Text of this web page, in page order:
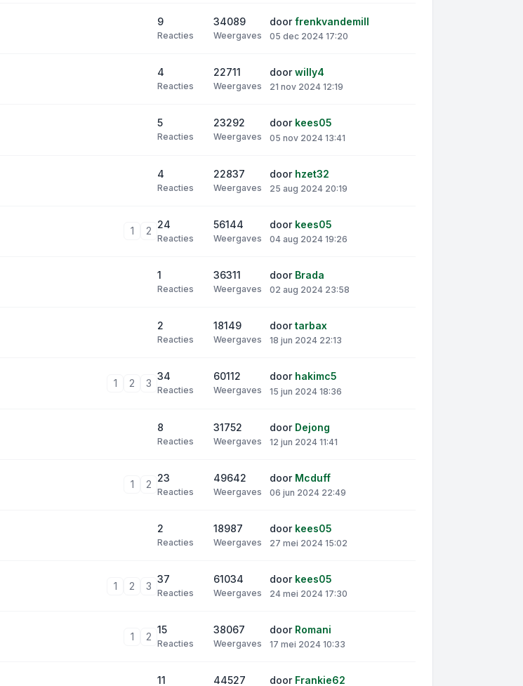
9
Reacties
34089
Weergaves
doorfrenkvandemill
05 dec 2024 17:20
4
Reacties
22711
Weergaves
doorwilly4
21 nov 2024 12:19
5
Reacties
23292
Weergaves
door kees05
05 nov 2024 13:41
4
Reacties
22837
Weergaves
door hzet32
25 aug 2024 20:19
1 2
24
Reacties
56144
Weergaves
door kees05
04 aug 2024 19:26
1
Reacties
36311
Weergaves
door Brada
02 aug 2024 23:58
2
Reacties
18149
Weergaves
doortarbax
18 jun 2024 22:13
1 2 3
34
Reacties
60112
Weergaves
door hakimc5
15 jun 2024 18:36
8
Reacties
31752
Weergaves
door Dejong
12 jun 2024 11:41
1 2
23
Reacties
49642
Weergaves
door Mcduff
06 jun 2024 22:49
2
Reacties
18987
Weergaves
door kees05
27 mei 2024 15:02
1 2 3
37
Reacties
61034
Weergaves
door kees05
24 mei 2024 17:30
1 2
15
Reacties
38067
Weergaves
door Romani
17 mei 2024 10:33
11 44527 door Frankie62